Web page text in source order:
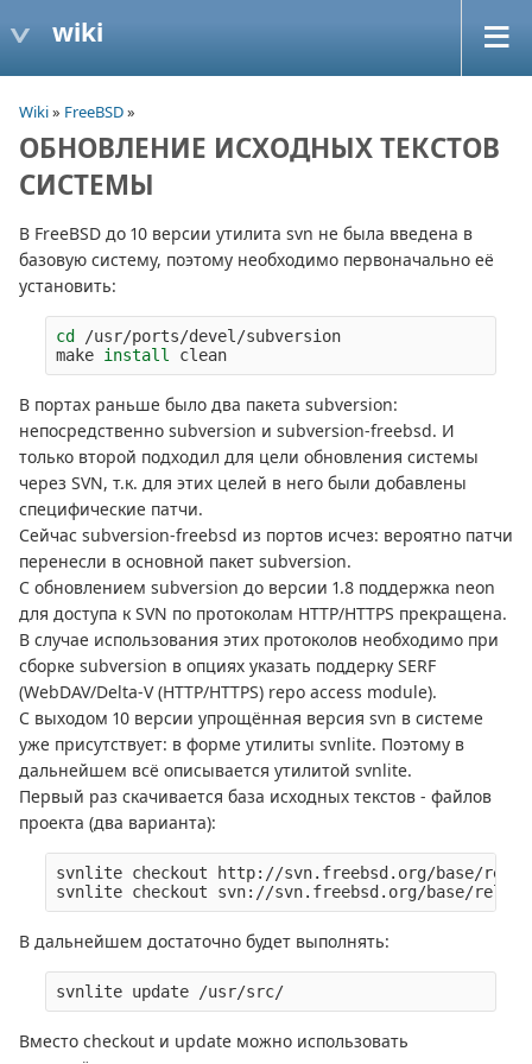
wiki
Wiki» FreeBSD»
ОБНОВЛЕНИЕ ИСХОДНЫХ ТЕКСТОВ
СИСТЕМЫ
В FreeBSD до 10 версии утилита svn не была введена в
базовую систему, поэтому необходимо первоначально её
установить:
cd
/usr/ports/devel/subversion
make install
В портах раньше было два пакета subversion:
непосредственно subversion и subversion-freebsd. И
только второй подходил для цели обновления системы
через SVN, т.к. для этих целей в него были добавлены
специфические патчи.
Сейчас subversion-freebsd из портов исчез: вероятно патчи
перенесли в основной пакет subversion.
С обновлением subversion до версии 1.8 поддержка neon
для доступа к SVN по протоколам HTTP/HTTPS прекращена.
В случае использования этих протоколов необходимо при
сборке subversion в опциях указать поддерку SERF
(WebDAV/Delta-V (HTTP/HTTPS) repo access module).
С выходом 10 версии упрощённая версия svn в системе
уже присутствует: в форме утилиты svnlite. Поэтому в
дальнейшем всё описывается утилитой svnlite.
Первый раз скачивается база исходных текстов - файлов
проекта (два варианта):
svnlite checkout http://svn.freebsd.org/base/
svnlite checkout svn://svn.freebsd.org/base/
В дальнейшем достаточно будет выполнять:
Вместо checkout и update можно использовать